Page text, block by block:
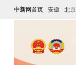
中新网首页 安徽 北京